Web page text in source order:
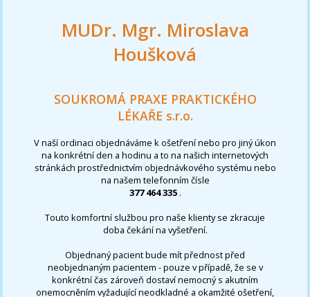
MUDr. Mgr. Miroslava
Houšková
SOUKROMÁ PRAXE PRAKTICKÉHO
LÉKAŘE s.r.o.
V naší ordinaci objednáváme k ošetření nebo pro jiný úkon
na konkrétní den a hodinu a to na našich internetových
stránkách prostřednictvím objednávkového systému nebo
na našem telefonním čísle
377 464 335 .
Touto komfortní službou pro naše klienty se zkracuje
doba čekání na vyšetření.
Objednaný pacient bude mít přednost před
neobjednaným pacientem - pouze v případě, že se v
konkrétní čas zároveň dostaví nemocný s akutním
onemocněním vyžadující neodkladné a okamžité ošetření,